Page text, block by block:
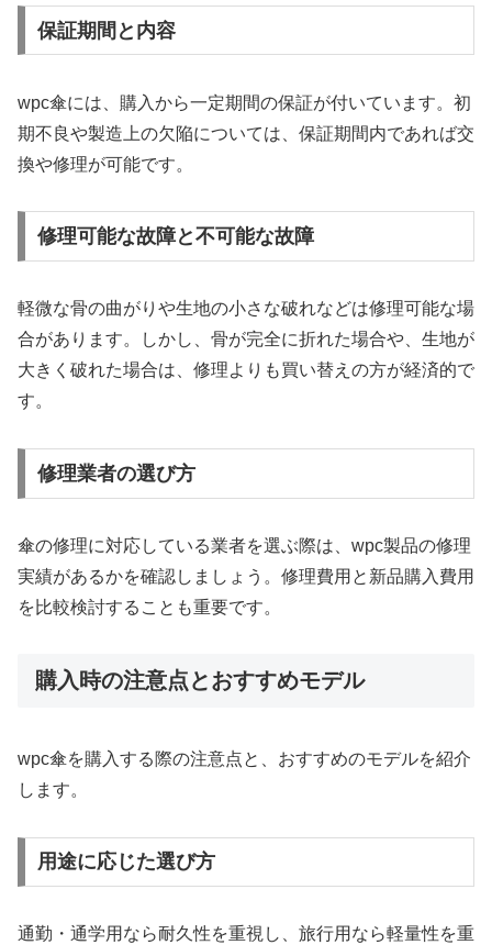
保証期間と内容
wpc傘には、購入から一定期間の保証が付いています。初
期不良や製造上の欠陥については、保証期間内であれば交
換や修理が可能です。
修理可能な故障と不可能な故障
軽微な骨の曲がりや生地の小さな破れなどは修理可能な場
合があります。しかし、骨が完全に折れた場合や、生地が
大きく破れた場合は、修理よりも買い替えの方が経済的で
す。
修理業者の選び方
傘の修理に対応している業者を選ぶ際は、wpc製品の修理
実績があるかを確認しましょう。修理費用と新品購入費用
を比較検討することも重要です。
購入時の注意点とおすすめモデル
wpc傘を購入する際の注意点と、おすすめのモデルを紹介
します。
用途に応じた選び方
通勤・通学用なら耐久性を重視し、旅行用なら軽量性を重